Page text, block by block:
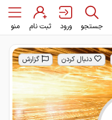
جستجو ورود ثبت نام منو
دنبال کردن گزارش